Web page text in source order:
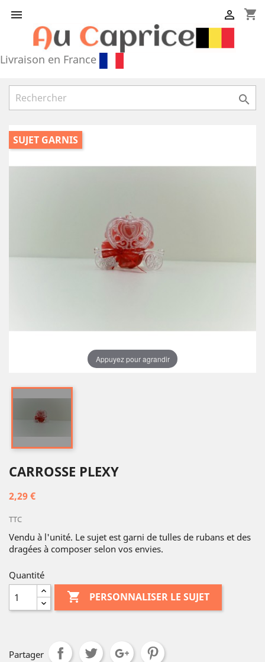
 shopping_cart

Livraison en France

SUJET GARNIS
Appuyez pour agrandir
CARROSSE PLEXY
2,29 €
TTC
Vendu à l'unité. Le sujet est garni de tulles de rubans et des
dragées à composer selon vos envies.
Quantité
 PERSONNALISER LE SUJET
Partager